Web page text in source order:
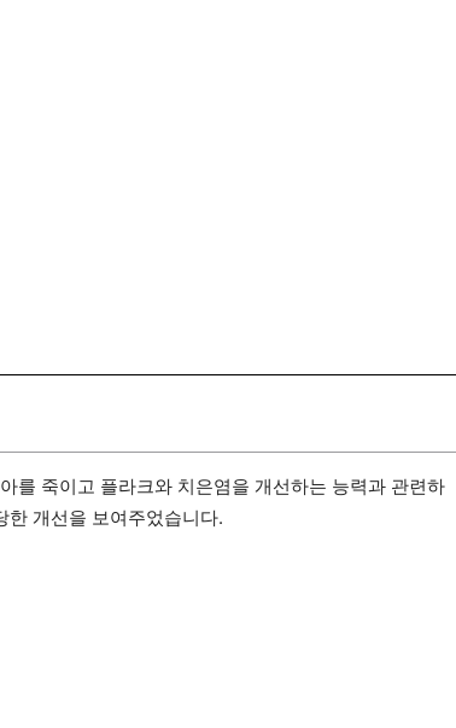
를 죽이고 플라크와 치은염을 개선하는 능력과 관련하
한 개선을 보여주었습니다.